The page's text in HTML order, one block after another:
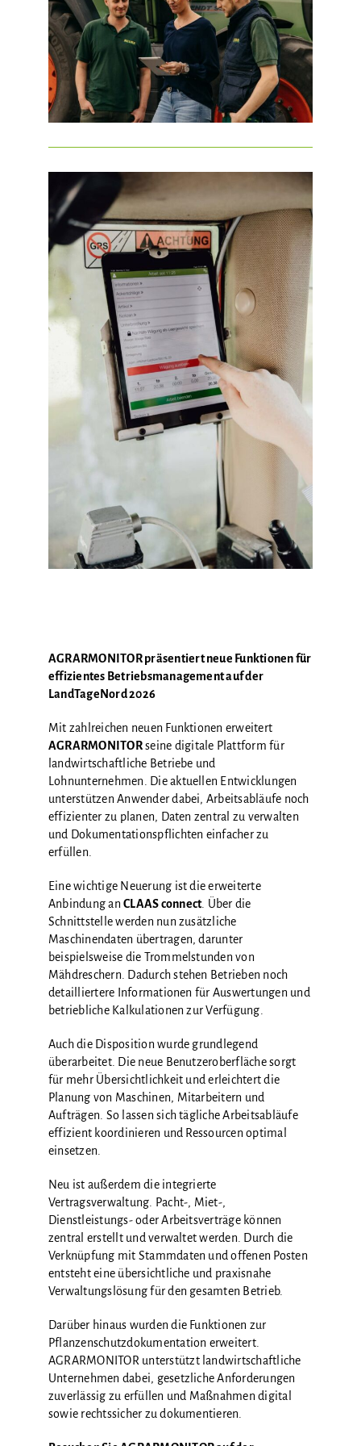
AGRARMONITOR präsentiert neue Funktionen für
effizientes Betriebsmanagement auf der
LandTageNord 2026
Mit zahlreichen neuen Funktionen erweitert
AGRARMONITORseine digitale Plattform für
landwirtschaftliche Betriebe und
Lohnunternehmen. Die aktuellen Entwicklungen
unterstützen Anwender dabei, Arbeitsabläufe noch
effizienter zu planen, Daten zentral zu verwalten
und Dokumentationspflichten einfacher zu
erfüllen.
Eine wichtige Neuerung ist die erweiterte
Anbindung anCLAAS connect. Über die
Schnittstelle werden nun zusätzliche
Maschinendaten übertragen, darunter
beispielsweise die Trommelstunden von
Mähdreschern. Dadurch stehen Betrieben noch
detailliertere Informationen für Auswertungen und
betriebliche Kalkulationen zur Verfügung.
Auch die Disposition wurde grundlegend
überarbeitet. Die neue Benutzeroberfläche sorgt
für mehr Übersichtlichkeit und erleichtert die
Planung von Maschinen, Mitarbeitern und
Aufträgen. So lassen sich tägliche Arbeitsabläufe
effizient koordinieren und Ressourcen optimal
einsetzen.
Neu ist außerdem die integrierte
Vertragsverwaltung. Pacht-, Miet-,
Dienstleistungs- oder Arbeitsverträge können
zentral erstellt und verwaltet werden. Durch die
Verknüpfung mit Stammdaten und offenen Posten
entsteht eine übersichtliche und praxisnahe
Verwaltungslösung für den gesamten Betrieb.
Darüber hinaus wurden die Funktionen zur
Pflanzenschutzdokumentation erweitert.
AGRARMONITOR unterstützt landwirtschaftliche
Unternehmen dabei, gesetzliche Anforderungen
zuverlässig zu erfüllen und Maßnahmen digital
sowie rechtssicher zu dokumentieren.